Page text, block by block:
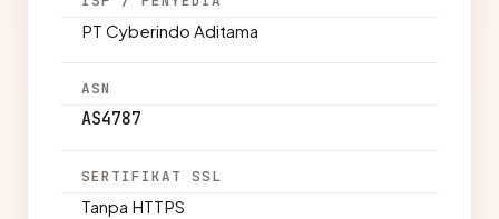
PT Cyberindo Aditama
ASN
AS4787
SERTIFIKAT SSL
Tanpa HTTPS